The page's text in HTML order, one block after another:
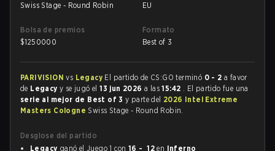
Swiss Stage - Round Robin
EU
Bolsa de premios
$1250000
Formato
Best of 3
PARIVISIONvs Legacy El partido de CS:GO terminó 0 - 2 a favor
de Legacyy se jugó el13 jun 2026a las15:42 . El partido fue una
serie al mejor de Best of 3y parte del 2026 Intel Extreme
Masters Cologne Swiss Stage - Round Robin.
Desglose del partido
Legacy ganó el Juego 1 con 16 - 12 en Inferno